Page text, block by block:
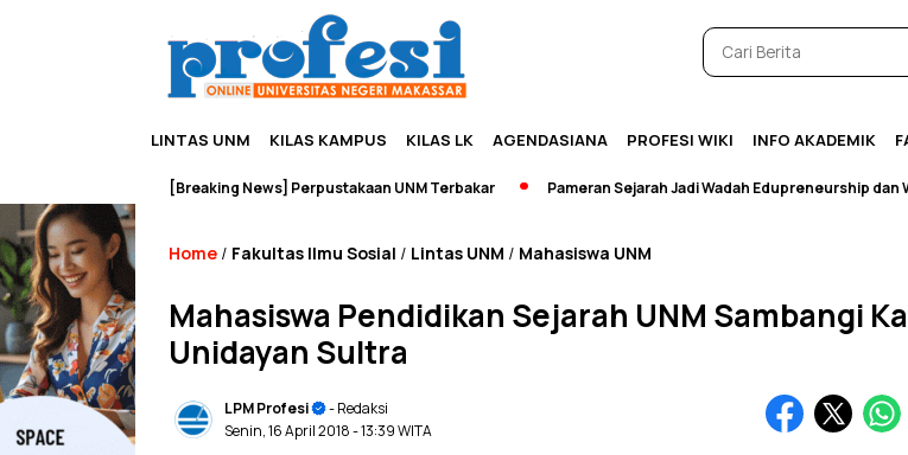
LINTAS UNM KILAS KAMPUS KILAS LK AGENDASIANA PROFESI WIKI INFO AKADEMIK
[Breaking News] Perpustakaan UNM Terbakar Pameran Sejarah Jadi Wadah Edupreneurship dan
Home / Fakultas Ilmu Sosial / Lintas UNM / Mahasiswa UNM
Mahasiswa Pendidikan Sejarah UNM Sambangi
Unidayan Sultra
LPM Profesi
- Redaksi
Senin, 16 April 2018- 13:39 WITA